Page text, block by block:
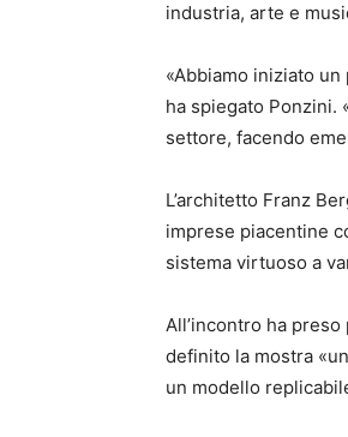
industria, arte e
«Abbiamo iniziato
ha spiegato Ponzini.
settore, facendo
L’architetto Franz
imprese piacentine
sistema virtuoso a
All’incontro ha
definito la mostra
un modello